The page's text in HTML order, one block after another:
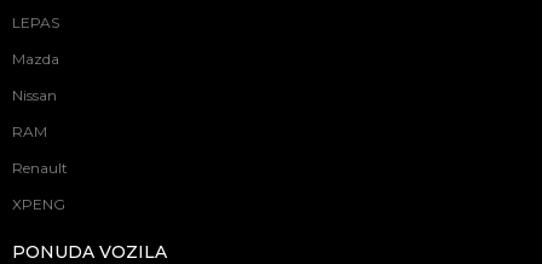
LEPAS
Mazda
Nissan
RAM
Renault
XPENG
PONUDA VOZILA